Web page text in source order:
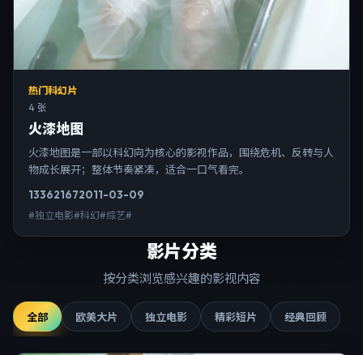
热门科幻片
4 张
火漆地图
火漆地图是一部以科幻向为核心的影视作品，围绕危机、反转与人
物成长展开；整体节奏紧凑，适合一口气看完。
133621672011-03-09
#独立电影#科幻#综艺#
影片分类
按分类浏览感兴趣的影视内容
全部 欧美大片 独立电影 精彩短片 经典回顾